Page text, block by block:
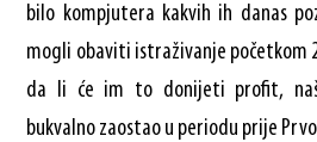
bilo kompjutera kakvih ih danas
mogli obaviti istraživanje početkom
da li će im to donijeti profit,
bukvalno zaostao u periodu prije